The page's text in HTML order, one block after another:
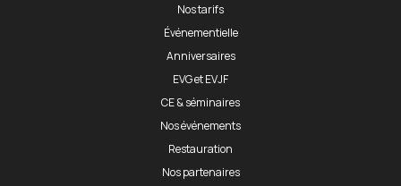
Nos tarifs
Événementielle
Anniversaires
EVG et EVJF
CE & séminaires
Nos événements
Restauration
Nos partenaires